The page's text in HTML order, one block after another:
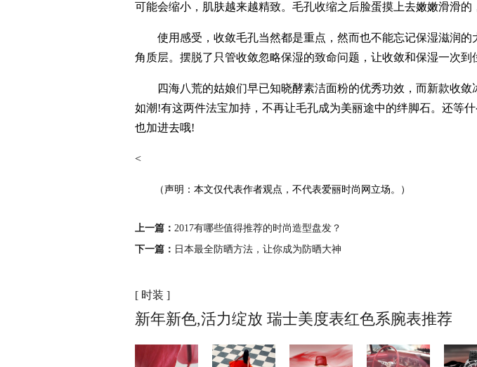
可能会缩小，肌肤越来越精致。毛孔收缩之后脸蛋摸上去嫩嫩滑滑的
使用感受，收敛毛孔当然都是重点，然而也不能忘记保湿滋润的
角质层。摆脱了只管收敛忽略保湿的致命问题，让收敛和保湿一次到
四海八荒的姑娘们早已知晓酵素洁面粉的优秀功效，而新款收敛
如潮!有这两件法宝加持，不再让毛孔成为美丽途中的绊脚石。还等
也加进去哦!
<
（声明：本文仅代表作者观点，不代表爱丽时尚网立场。）
上一篇： 2017有哪些值得推荐的时尚造型盘发？
下一篇： 日本最全防晒方法，让你成为防晒大神
[ 时装 ]
新年新色,活力绽放 瑞士美度表红色系腕表推荐